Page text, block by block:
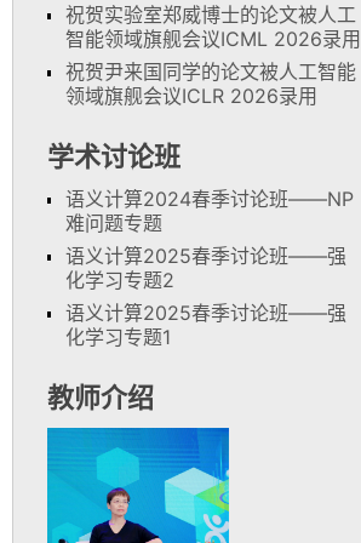
祝贺实验室郑威博士的论文被人工
智能领域旗舰会议ICML 2026录用
祝贺尹来国同学的论文被人工智能
领域旗舰会议ICLR 2026录用
学术讨论班
语义计算2024春季讨论班——NP
难问题专题
语义计算2025春季讨论班——强
化学习专题2
语义计算2025春季讨论班——强
化学习专题1
教师介绍